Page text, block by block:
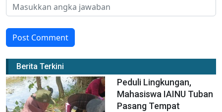
Post Comment
Berita Terkini
Peduli Lingkungan,
Mahasiswa IAINU Tuban
Pasang Tempat